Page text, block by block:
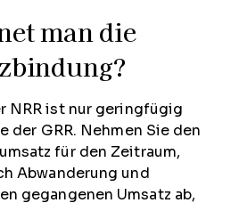
man die
NRR ist nur geringfügig
der GRR. Nehmen Sie den
für den Zeitraum,
Abwanderung und
gegangenen Umsatz ab,